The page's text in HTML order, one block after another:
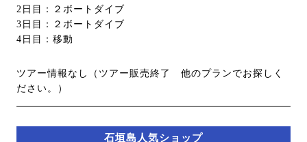
2日目：２ボートダイブ
3日目：２ボートダイブ
4日目：移動
ツアー情報なし（ツアー販売終了 他のプランでお探しく
ださい。）
石垣島人気ショップ